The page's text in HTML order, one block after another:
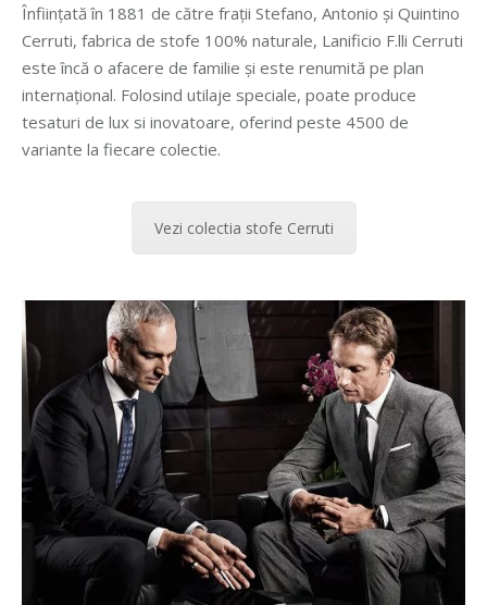
Înființată în 1881 de către frații Stefano, Antonio și Quintino
Cerruti, fabrica de stofe 100% naturale, Lanificio F.lli Cerruti
este încă o afacere de familie și este renumită pe plan
internațional. Folosind utilaje speciale, poate produce
tesaturi de lux si inovatoare, oferind peste 4500 de
variante la fiecare colectie.
Vezi colectia stofe Cerruti